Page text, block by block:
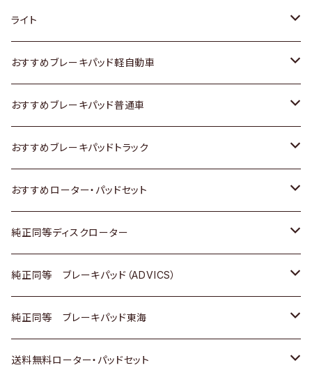
ホンダ
スズキ
日産
いすゞ
ダイハツ
マツダ
三菱
スバル
日野
トヨタ
ホンダ
スズキ
日産
いすゞ
ダイハツ
マツダ
三菱
日野
ライト
トヨタ
スズキ
日産
いすゞ
ダイハツ
三菱
日野
三菱ふそう
おすすめブレーキパッド軽自動車
トヨタ
ホンダ
スズキ
日産
ダイハツ
マツダ
三菱
おすすめブレーキパッド普通車
トヨタ
ホンダ
スズキ
日産
いすゞ
ダイハツ
おすすめブレーキパッドトラック
トヨタ
日産
いすゞ
ダイハツ
マツダ
おすすめローター・パッドセット
トヨタ
ホンダ
スズキ
日産
純正同等ディスクローター
トヨタ
ホンダ
スズキ
純正同等 ブレーキパッド（ADVICS）
トヨタ
ホンダ
純正同等 ブレーキパッド東海
トヨタ
送料無料ローター・パッドセット